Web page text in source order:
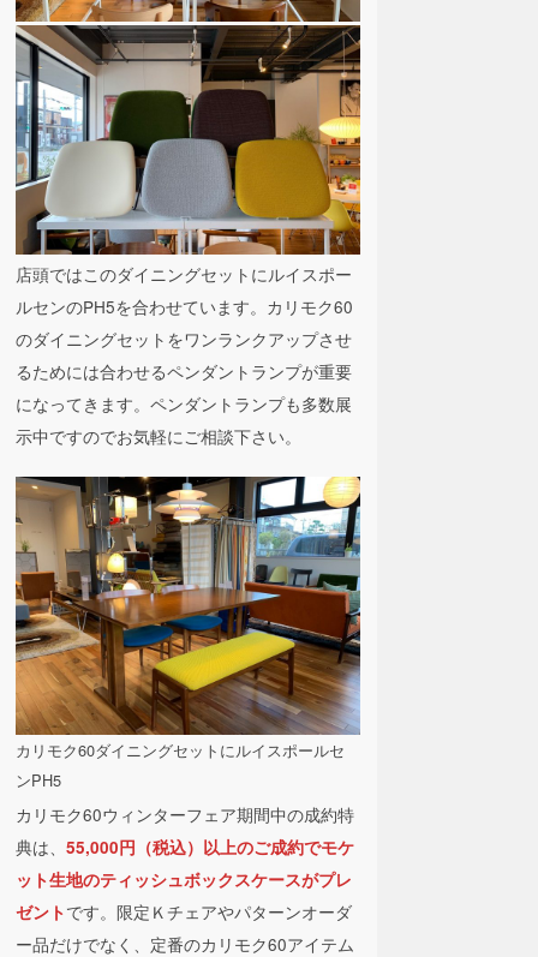
店頭ではこのダイニングセットにルイスポー
ルセンのPH5を合わせています。カリモク60
のダイニングセットをワンランクアップさせ
るためには合わせるペンダントランプが重要
になってきます。ペンダントランプも多数展
示中ですのでお気軽にご相談下さい。
カリモク60ダイニングセットにルイスポールセ
ンPH5
カリモク60ウィンターフェア期間中の成約特
典は、55,000円（税込）以上のご成約でモケ
ット生地のティッシュボックスケースがプレ
ゼントです。限定Ｋチェアやパターンオーダ
ー品だけでなく、定番のカリモク60アイテム